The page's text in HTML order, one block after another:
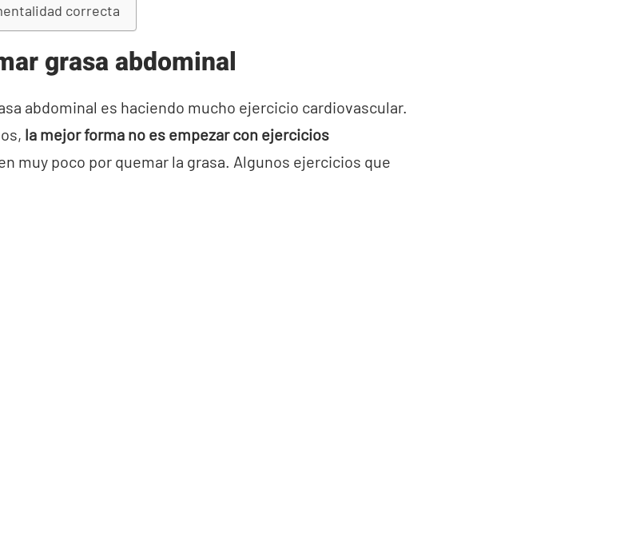
correcta
grasa abdominal
abdominal es haciendo mucho ejercicio cardiovascular.
la mejor forma no es empezar con ejercicios
muy poco por quemar la grasa. Algunos ejercicios que